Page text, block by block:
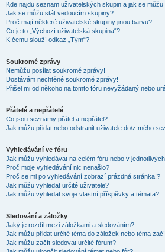
Kde najdu seznam uživatelských skupin a jak se
Jak se můžu stát vedoucím skupiny?
Proč mají některé uživatelské skupiny jinou barvu?
Co je to „Výchozí uživatelská skupina“?
K čemu slouží odkaz „Tým“?
Soukromé zprávy
Nemůžu posílat soukromé zprávy!
Dostávám nechtěné soukromé zprávy!
Přišel mi od někoho na tomto fóru nevyžádaný nebo
Přátelé a nepřátelé
Co jsou seznamy přátel a nepřátel?
Jak můžu přidat nebo odstranit uživatele do/z mého
Vyhledávání ve fóru
Jak můžu vyhledávat na celém fóru nebo v
Proč moje vyhledávání nic nenašlo?
Proč se mi po vyhledávání zobrazí prázdná stránka!?
Jak můžu vyhledat určité uživatele?
Jak můžu vyhledat svoje vlastní příspěvky a témata?
Sledování a záložky
Jaký je rozdíl mezi záložkami a sledováním?
Jak můžu přidat určité téma do záložek nebo téma
Jak můžu začít sledovat určité fórum?